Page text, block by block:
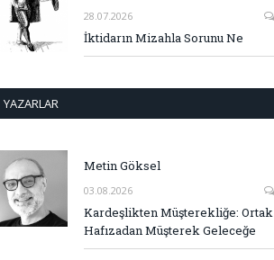
28.07.2026
İktidarın Mizahla Sorunu Ne
YAZARLAR
Metin Göksel
03.08.2026
Kardeşlikten Müşterekliğe: Ortak
Hafızadan Müşterek Geleceğe